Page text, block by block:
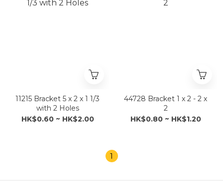
11215 Bracket 5 x 2 x 1 1/3
with 2 Holes
HK$0.60 ~ HK$2.00
44728 Bracket 1 x 2 - 2 x
2
HK$0.80 ~ HK$1.20
1